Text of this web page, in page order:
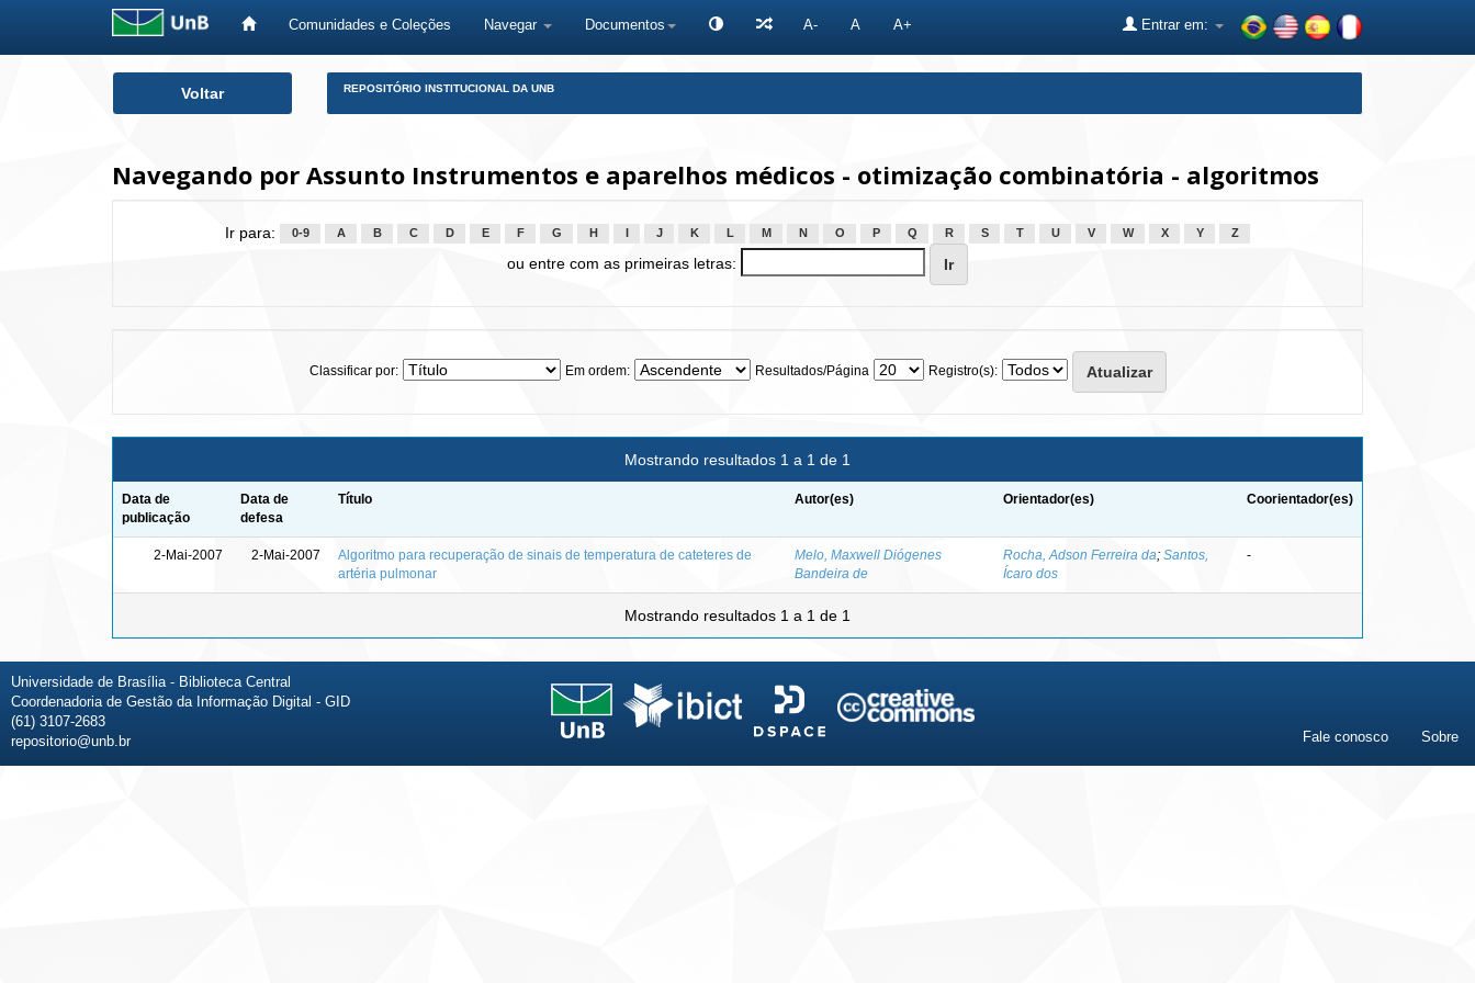
Comunidades e Coleções Navegar Documentos A- A A+ Entrar em:
Voltar REPOSITÓRIO INSTITUCIONAL DA UNB
Navegando por Assunto Instrumentos e aparelhos médicos - otimização combinatória - algoritmos
Ir para: 0-9 A B C D E F G H J K L M N O P Q R S T U V W X Y Z
ou entre com as primeiras letras:
Classificar por: Em ordem: Resultados/Página Registro(s):
Mostrando resultados 1 a 1 de 1
Data de
publicação
Data de
defesa
Título Autor(es) Orientador(es) Coorientador(es)
2-Mai-2007 2-Mai-2007
Algoritmo para recuperação de sinais de temperatura de cateteres de
artéria pulmonar
Melo, Maxwell Diógenes
Bandeira de
Rocha, Adson Ferreira da; Santos,
Ícaro dos
-
Mostrando resultados 1 a 1 de 1
Universidade de Brasília - Biblioteca Central
Coordenadoria de Gestão da Informação Digital - GID
(61) 3107-2683
repositorio@unb.br
Fale conosco Sobre